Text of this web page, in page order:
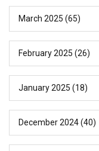
March 2025 (65)
February 2025 (26)
January 2025 (18)
December 2024(40)